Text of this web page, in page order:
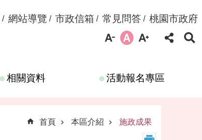
網站導覽 市政信箱 常見問答 桃園市政府
相關資料 活動報名專區
首頁
本區介紹 施政成果